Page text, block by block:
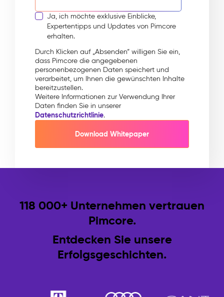
Ja, ich möchte exklusive Einblicke,
Expertentipps und Updates von Pimcore
erhalten.
Durch Klicken auf „Absenden“ willigen Sie ein,
dass Pimcore die angegebenen
personenbezogenen Daten speichert und
verarbeitet, um Ihnen die gewünschten Inhalte
bereitzustellen.
Weitere Informationen zur Verwendung Ihrer
Daten finden Sie in unserer
Datenschutzrichtlinie.
118 000+ Unternehmen vertrauen
Pimcore.
Entdecken Sie unsere
Erfolgsgeschichten.